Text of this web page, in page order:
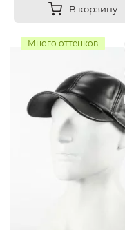
В корзину
Много оттенков